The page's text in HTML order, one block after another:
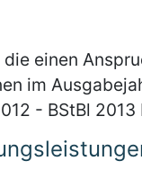
die einen
im
- BStBl 2013